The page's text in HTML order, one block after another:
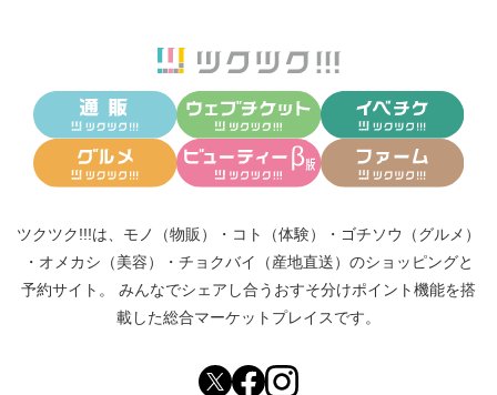
ツクツク!!!は、 モノ（物販） ・ コト（体験） ・ ゴチソウ（グルメ）
・ オメカシ（美容） ・ チョクバイ（産地直送） のショッピングと
予約サイト。
みんなでシェアし合う おすそ分けポイント機能を搭
載した総合マーケットプレイスです。